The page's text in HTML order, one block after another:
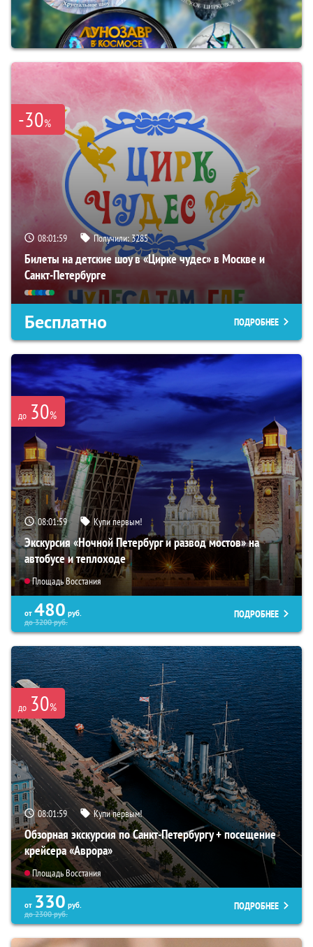
-30%
08:01:58 Получили: 3285
Билеты на детские шоу в «Цирке чудес» в Москве и
Санкт-Петербурге
Бесплатно ПОДРОБНЕЕ
до 30%
08:01:58 Купи первым!
Экскурсия «Ночной Петербург и развод мостов» на
автобусе и теплоходе
Площадь Восстания
от 480 руб.
до3200руб.
ПОДРОБНЕЕ
до 30%
08:01:58 Купи первым!
Обзорная экскурсия по Санкт-Петербургу + посещение
крейсера «Аврора»
Площадь Восстания
от 330 руб.
до2300руб.
ПОДРОБНЕЕ